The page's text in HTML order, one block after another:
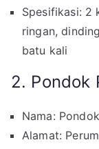
Spesifikasi: 2
ringan,
batu kali
2. Pondok
Nama:
Alamat: